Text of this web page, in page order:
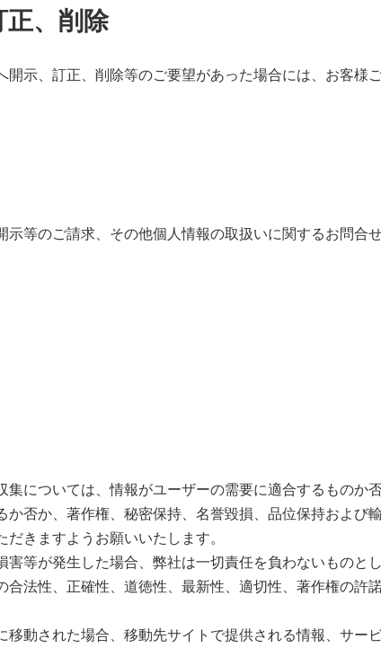
、削除
示、訂正、削除等のご要望があった場合には、お客様
等のご請求、その他個人情報の取扱いに関するお問合
については、情報がユーザーの需要に適合するものか
否か、著作権、秘密保持、名誉毀損、品位保持および
きますようお願いいたします。
等が発生した場合、弊社は一切責任を負わないものとし
法性、正確性、道徳性、最新性、適切性、著作権の許
動された場合、移動先サイトで提供される情報、サー